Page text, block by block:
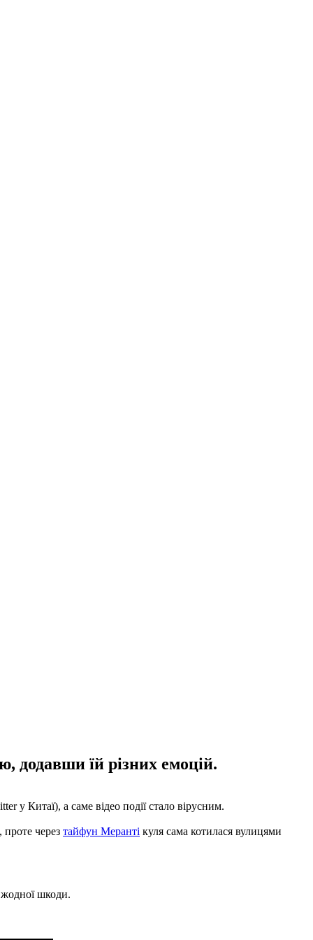
додавши їй різних емоцій.
у Китаї), а саме відео події стало вірусним.
проте через тайфун Меранті куля сама котилася вулицями
жодної шкоди.